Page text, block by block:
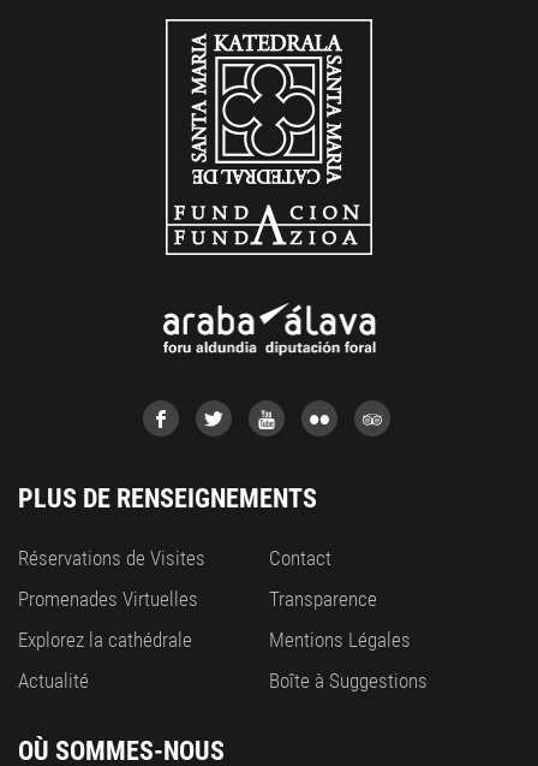
PLUS DE RENSEIGNEMENTS
Réservations de Visites
Promenades Virtuelles
Explorez la cathédrale
Actualité
Contact
Transparence
Mentions Légales
Boîte à Suggestions
OÙ SOMMES-NOUS